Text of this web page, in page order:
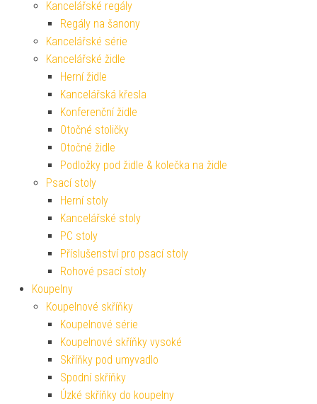
Kancelářské regály
Regály na šanony
Kancelářské série
Kancelářské židle
Herní židle
Kancelářská křesla
Konferenční židle
Otočné stoličky
Otočné židle
Podložky pod židle & kolečka na židle
Psací stoly
Herní stoly
Kancelářské stoly
PC stoly
Příslušenství pro psací stoly
Rohové psací stoly
Koupelny
Koupelnové skříňky
Koupelnové série
Koupelnové skříňky vysoké
Skříňky pod umyvadlo
Spodní skříňky
Úzké skříňky do koupelny